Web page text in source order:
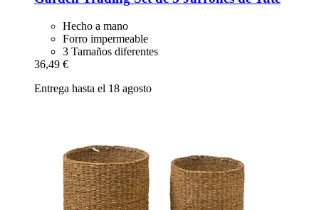
Hecho a mano
Forro impermeable
3 Tamaños diferentes
36,49 €
Entrega hasta el 18 agosto